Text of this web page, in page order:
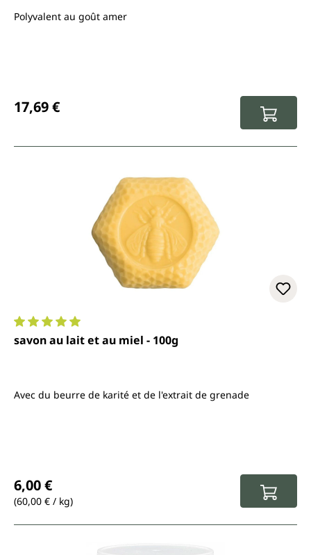
Polyvalent au goût amer
17,69 €
Note moyenne de 5 sur 5 étoiles
savon au lait et au miel - 100g
Avec du beurre de karité et de l'extrait de grenade
6,00 €
(60,00 € / kg)